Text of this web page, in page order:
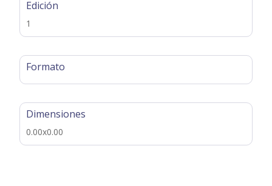
Edición
1
Formato
Dimensiones
0.00x0.00